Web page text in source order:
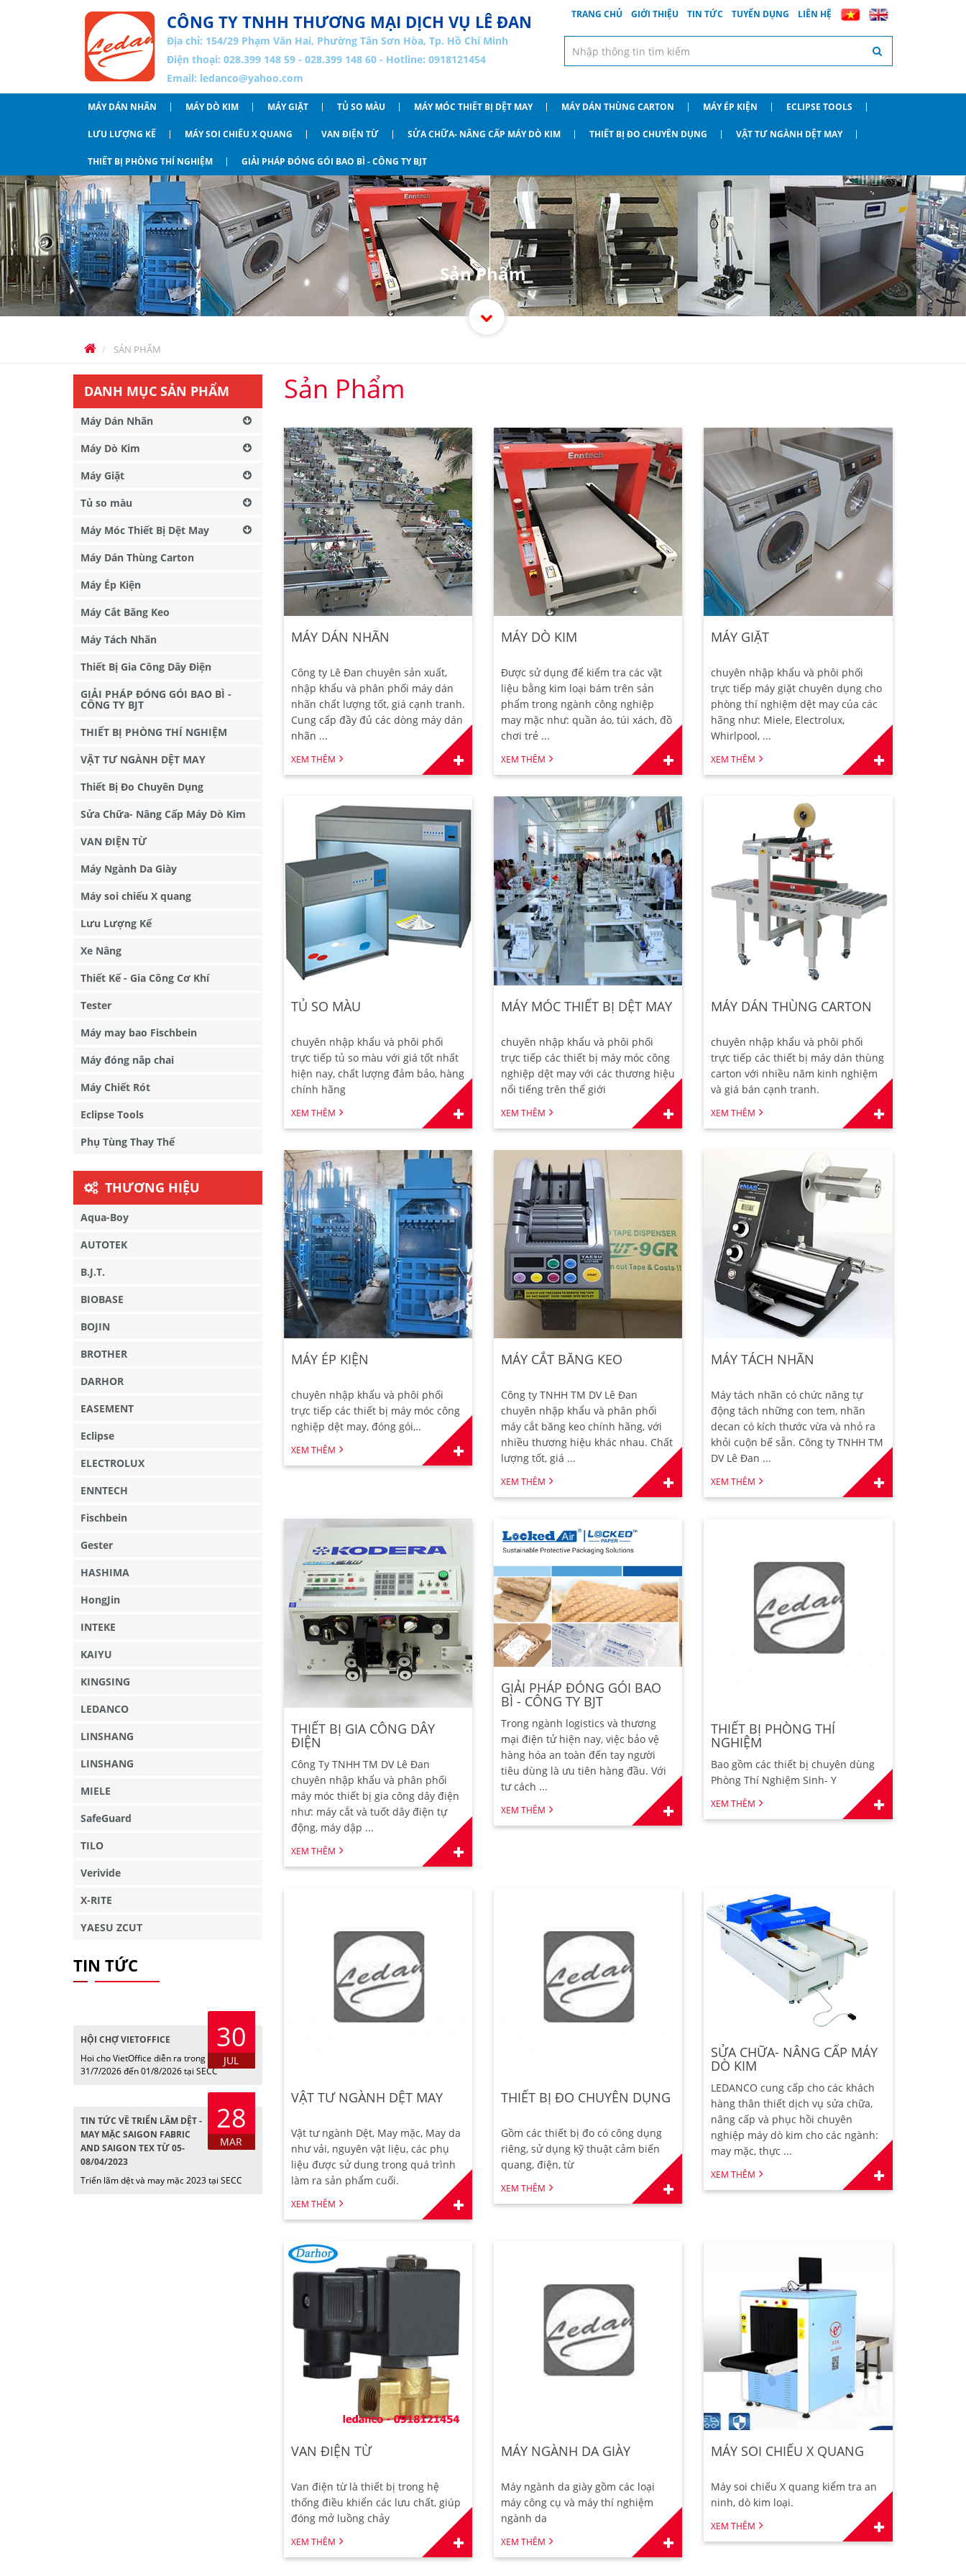
CÔNG TY TNHH THƯƠNG MẠI DỊCH VỤ LÊ ĐAN
Địa chỉ: 154/29 Phạm Văn Hai, Phường Tân Sơn Hòa, Tp. Hồ Chí Minh
Điện thoại: 028.399 148 59 - 028.399 148 60 - Hotline: 0918121454
Email: ledanco@yahoo.com
TRANG CHỦ GIỚI THIỆU TIN TỨC TUYỂN DỤNG LIÊN HỆ
MÁY DÁN NHÃN MÁY DÒ KIM MÁY GIẶT TỦ SO MÀU MÁY MÓC THIẾT BỊ DỆT MAY MÁY DÁN THÙNG CARTON MÁY ÉP KIỆN ECLIPSE TOOLS
LƯU LƯỢNG KẾ MÁY SOI CHIẾU X QUANG VAN ĐIỆN TỪ SỬA CHỮA- NÂNG CẤP MÁY DÒ KIM THIẾT BỊ ĐO CHUYÊN DỤNG VẬT TƯ NGÀNH DỆT MAY
THIẾT BỊ PHÒNG THÍ NGHIỆM GIẢI PHÁP ĐÓNG GÓI BAO BÌ - CÔNG TY BJT
SẢN PHẨM
Sản Phẩm
Sản Phẩm
MÁY DÁN NHÃN
Công ty Lê Đan chuyên sản xuất,
nhập khẩu và phân phối máy dán
nhãn chất lượng tốt, giá cạnh tranh.
Cung cấp đầy đủ các dòng máy dán
nhãn ...
XEM THÊM
MÁY DÒ KIM
Được sử dụng để kiểm tra các vật
liệu bằng kim loại bám trên sản
phẩm trong ngành công nghiệp
may mặc như: quần áo, túi xách, đồ
chơi trẻ ...
XEM THÊM
MÁY GIẶT
chuyên nhập khẩu và phôi phối
trực tiếp máy giặt chuyên dụng cho
phòng thí nghiệm dệt may của các
hãng như: Miele, Electrolux,
Whirlpool, ...
XEM THÊM
TỦ SO MÀU
chuyên nhập khẩu và phôi phối
trực tiếp tủ so màu với giá tốt nhất
hiện nay, chất lượng đảm bảo, hàng
chính hãng
XEM THÊM
MÁY MÓC THIẾT BỊ DỆT MAY
chuyên nhập khẩu và phôi phối
trực tiếp các thiết bị máy móc công
nghiệp dệt may với các thương hiệu
nổi tiếng trên thế giới
XEM THÊM
MÁY DÁN THÙNG CARTON
chuyên nhập khẩu và phôi phối
trực tiếp các thiết bị máy dán thùng
carton với nhiều năm kinh nghiệm
và giá bán cạnh tranh.
XEM THÊM
MÁY ÉP KIỆN
chuyên nhập khẩu và phôi phối
trực tiếp các thiết bị máy móc công
nghiệp dệt may, đóng gói,..
XEM THÊM
MÁY CẮT BĂNG KEO
Công ty TNHH TM DV Lê Đan
chuyên nhập khẩu và phân phối
máy cắt băng keo chính hãng, với
nhiều thương hiệu khác nhau. Chất
lượng tốt, giá ...
XEM THÊM
MÁY TÁCH NHÃN
Máy tách nhãn có chức năng tự
động tách những con tem, nhãn
decan có kích thước vừa và nhỏ ra
khỏi cuộn bế sẵn. Công ty TNHH TM
DV Lê Đan ...
XEM THÊM
THIẾT BỊ GIA CÔNG DÂY
ĐIỆN
Công Ty TNHH TM DV Lê Đan
chuyên nhập khẩu và phân phối
máy móc thiết bị gia công dây điện
như: máy cắt và tuốt dây điện tự
động, máy dập ...
XEM THÊM
GIẢI PHÁP ĐÓNG GÓI BAO
BÌ - CÔNG TY BJT
Trong ngành logistics và thương
mại điện tử hiện nay, việc bảo vệ
hàng hóa an toàn đến tay người
tiêu dùng là ưu tiên hàng đầu. Với
tư cách ...
XEM THÊM
THIẾT BỊ PHÒNG THÍ
NGHIỆM
Bao gồm các thiết bị chuyên dùng
Phòng Thí Nghiệm Sinh- Y
XEM THÊM
VẬT TƯ NGÀNH DỆT MAY
Vật tư ngành Dệt, May mặc, May da
như vải, nguyên vật liệu, các phụ
liệu được sử dung trong quá trình
làm ra sản phẩm cuối.
XEM THÊM
THIẾT BỊ ĐO CHUYÊN DỤNG
Gồm các thiết bị đo có công dụng
riêng, sử dụng kỹ thuật cảm biến
quang, điện, từ
XEM THÊM
SỬA CHỮA- NÂNG CẤP MÁY
DÒ KIM
LEDANCO cung cấp cho các khách
hàng thân thiết dịch vụ sửa chữa,
nâng cấp và phục hồi chuyên
nghiệp máy dò kim cho các ngành:
may mặc, thực ...
XEM THÊM
VAN ĐIỆN TỪ
Van điện từ là thiết bị trong hệ
thống điều khiển các lưu chất, giúp
đóng mở luồng chảy
XEM THÊM
MÁY NGÀNH DA GIÀY
Máy ngành da giày gồm các loại
máy công cụ và máy thí nghiệm
ngành da
XEM THÊM
MÁY SOI CHIẾU X QUANG
Máy soi chiếu X quang kiểm tra an
ninh, dò kim loại.
XEM THÊM
DANH MỤC SẢN PHẨM
Máy Dán Nhãn
Máy Dò Kim
Máy Giặt
Tủ so màu
Máy Móc Thiết Bị Dệt May
Máy Dán Thùng Carton
Máy Ép Kiện
Máy Cắt Băng Keo
Máy Tách Nhãn
Thiết Bị Gia Công Dây Điện
GIẢI PHÁP ĐÓNG GÓI BAO BÌ -
CÔNG TY BJT
THIẾT BỊ PHÒNG THÍ NGHIỆM
VẬT TƯ NGÀNH DỆT MAY
Thiết Bị Đo Chuyên Dụng
Sửa Chữa- Nâng Cấp Máy Dò Kim
VAN ĐIỆN TỪ
Máy Ngành Da Giày
Máy soi chiếu X quang
Lưu Lượng Kế
Xe Nâng
Thiết Kế - Gia Công Cơ Khí
Tester
Máy may bao Fischbein
Máy đóng nắp chai
Máy Chiết Rót
Eclipse Tools
Phụ Tùng Thay Thế
THƯƠNG HIỆU
Aqua-Boy
AUTOTEK
B.J.T.
BIOBASE
BOJIN
BROTHER
DARHOR
EASEMENT
Eclipse
ELECTROLUX
ENNTECH
Fischbein
Gester
HASHIMA
HongJin
INTEKE
KAIYU
KINGSING
LEDANCO
LINSHANG
LINSHANG
MIELE
SafeGuard
TILO
Verivide
X-RITE
YAESU ZCUT
TIN TỨC
30
JUL
HỘI CHỢ VIETOFFICE
Hoi cho VietOffice diễn ra trong các ngày
31/7/2026 đến 01/8/2026 tại SECC
28
MAR
TIN TỨC VỀ TRIỂN LÃM DỆT -
MAY MẶC SAIGON FABRIC
AND SAIGON TEX TỪ 05-
08/04/2023
Triển lãm dệt và may mặc 2023 tại SECC